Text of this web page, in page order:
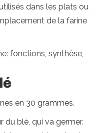
dans les plats ou
de la farine
fonctions, synthèse,
en 30 grammes.
du blé, qui va germer.